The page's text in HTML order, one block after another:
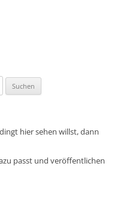
hier sehen willst, dann
passt und veröffentlichen